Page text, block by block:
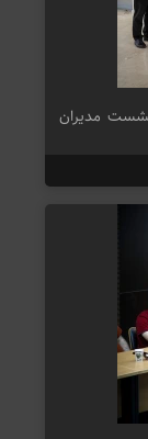
نشست مدیران